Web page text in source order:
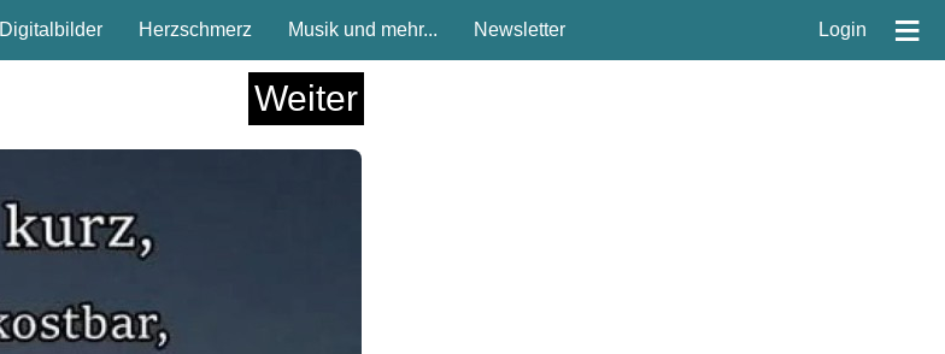
Digitalbilder Herzschmerz Musik und mehr... Newsletter Login ≡
Weiter